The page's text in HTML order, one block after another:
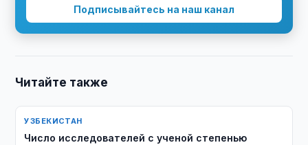
Подписывайтесь на наш канал
Читайте также
УЗБЕКИСТАН
Число исследователей с ученой степенью